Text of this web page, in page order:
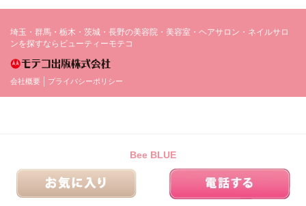
Bee BLUE
埼玉・群馬・栃木・茨城・長野の美容院・美容室・ヘアサロン・ネイルサロ
ンを探すならビューティーモテコ
会社概要 プライバシーポリシー